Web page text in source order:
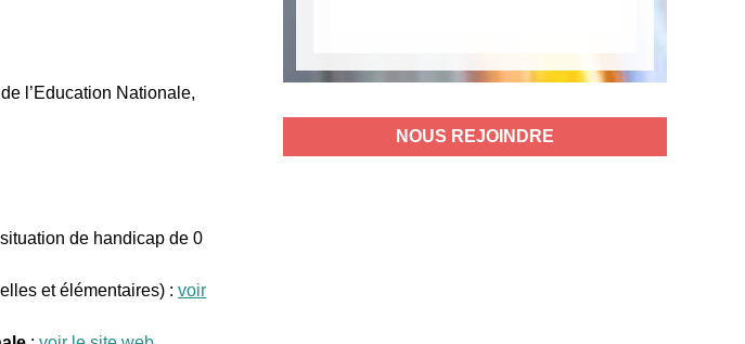
l’Education Nationale,
de handicap de 0
et élémentaires) : voir
NOUS REJOINDRE